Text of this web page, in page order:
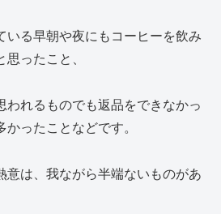
いる早朝や夜にもコーヒーを飲み
ったこと、
われるものでも返品をできなかっ
ったことなどです。
意は、我ながら半端ないものがあ